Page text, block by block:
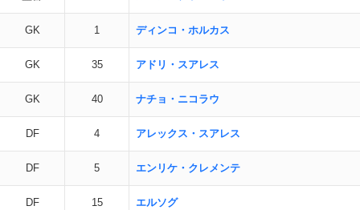
GK 1 ディンコ・ホルカス
GK 35 アドリ・スアレス
GK 40 ナチョ・ニコラウ
DF 4 アレックス・スアレス
DF 5 エンリケ・クレメンテ
DF 15 エルソグ